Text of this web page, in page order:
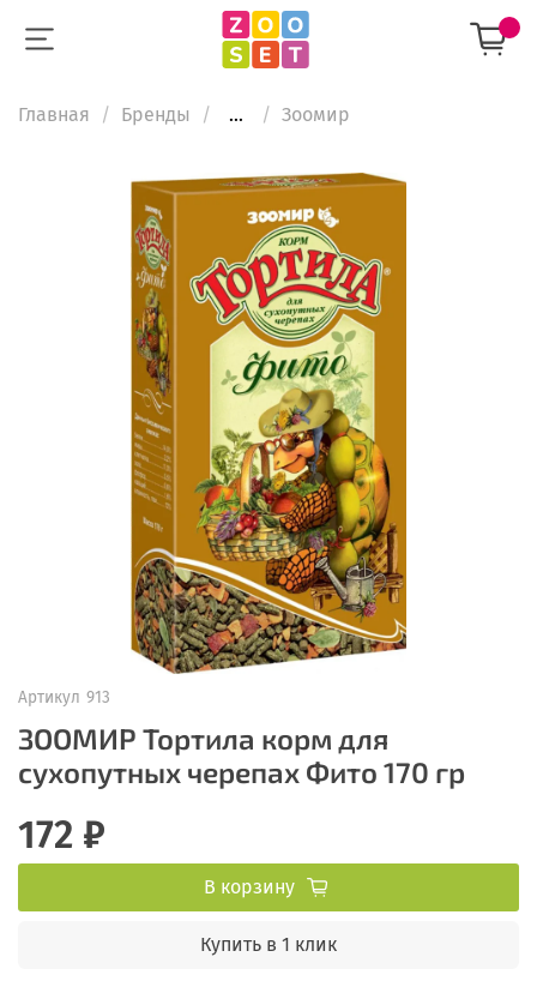
Главная Бренды ... Зooмир
Артикул 913
ЗООМИР Тортила корм для
сухопутных черепах Фито 170 гр
172 ₽
В корзину
Купить в 1 клик